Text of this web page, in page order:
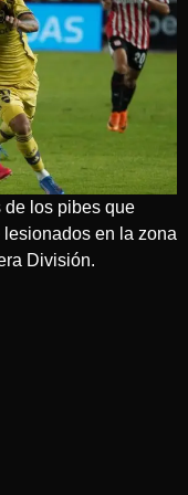
de los pibes que
en la zona
División.